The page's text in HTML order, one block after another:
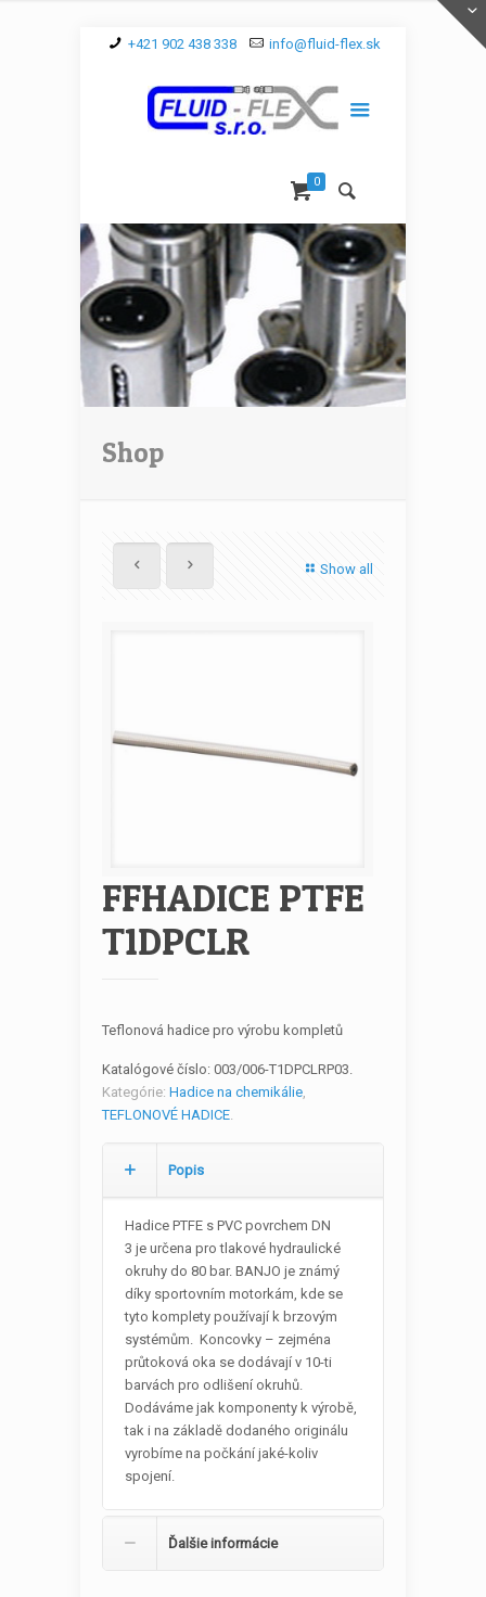
+421 902 438 338 info@fluid-flex.sk
0
Shop
Show all
FFHADICE PTFE
T1DPCLR
Teflonová hadice pro výrobu kompletů
Katalógové číslo: 003/006-T1DPCLRP03.
Kategórie: Hadice na chemikálie,
TEFLONOVÉ HADICE.
Popis
Hadice PTFE s PVC povrchem DN
3 je určena pro tlakové hydraulické
okruhy do 80 bar. BANJO je známý
díky sportovním motorkám, kde se
tyto komplety používají k brzovým
systémům. Koncovky – zejména
průtoková oka se dodávají v 10-ti
barvách pro odlišení okruhů.
Dodáváme jak komponenty k výrobě,
tak i na základě dodaného originálu
vyrobíme na počkání jaké-koliv
spojení.
Ďalšie informácie